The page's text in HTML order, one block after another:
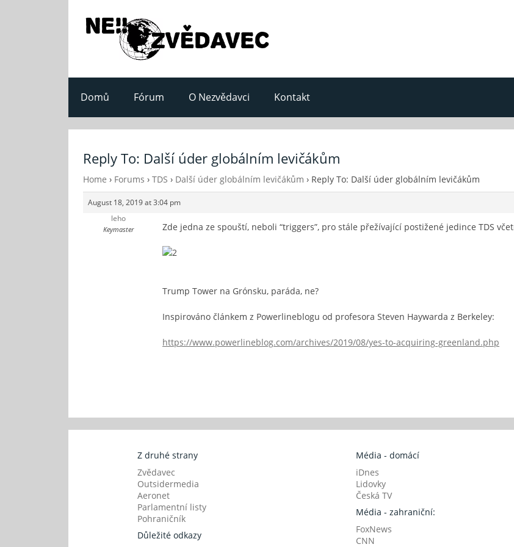
Domů Fórum O Nezvědavci Kontakt
Reply To: Další úder globálním levičákům
Home › Forums › TDS › Další úder globálním levičákům › Reply To: Další úder globálním levičákům
August 18, 2019 at 3:04 pm
leho
Keymaster Zde jedna ze spouští, neboli “triggers”, pro stále přežívající postižené jedince TDS
Trump Tower na Grónsku, paráda, ne?
Inspirováno článkem z Powerlineblogu od profesora Steven Haywarda z Berkeley:
https://www.powerlineblog.com/archives/2019/08/yes-to-acquiring-greenland.php
Z druhé strany
Zvědavec
Outsidermedia
Aeronet
Parlamentní listy
Pohraničník
Důležité odkazy
Média - domácí
iDnes
Lidovky
Česká TV
Média - zahraniční:
FoxNews
CNN